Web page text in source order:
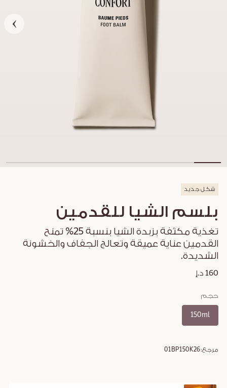
شكل جديد
بلسم الشيا للقدمين
تغذية مكثفة بزبدة الشيا بنسبة 25% تمنح
القدمين عناية عميقة وتعالج الجفاف والخشونة
الشديدة.
160 د.إ
حجم
150ml
مرجع:01BP150K26